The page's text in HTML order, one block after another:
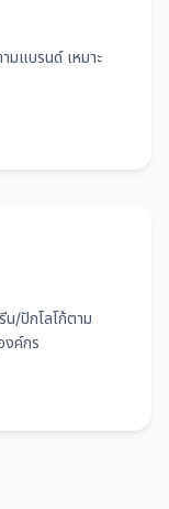
แบรนด์ เหมาะ
/ปักโลโก้ตาม
งค์กร